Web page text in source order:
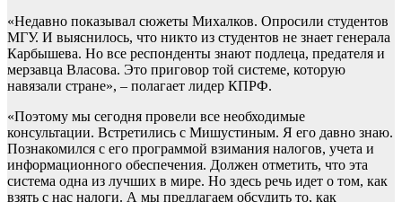
«Недавно показывал сюжеты Михалков. Опросили студентов
МГУ. И выяснилось, что никто из студентов не знает генерала
Карбышева. Но все респонденты знают подлеца, предателя и
мерзавца Власова. Это приговор той системе, которую
навязали стране», – полагает лидер КПРФ.
«Поэтому мы сегодня провели все необходимые
консультации. Встретились с Мишустиным. Я его давно знаю.
Познакомился с его программой взимания налогов, учета и
информационного обеспечения. Должен отметить, что эта
система одна из лучших в мире. Но здесь речь идет о том, как
взять с нас налоги. А мы предлагаем обсудить то, как